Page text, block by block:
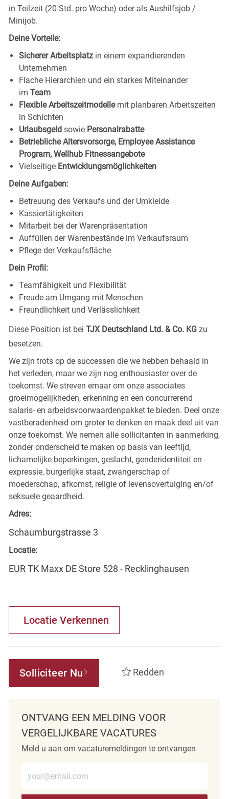
in Teilzeit (20 Std. pro Woche) oder als Aushilfsjob /
Minijob.
Deine Vorteile:
Sicherer Arbeitsplatz in einem expandierenden
Unternehmen
Flache Hierarchien und ein starkes Miteinander
im Team
Flexible Arbeitszeitmodelle mit planbaren Arbeitszeiten
in Schichten
Urlaubsgeld sowie Personalrabatte
Betriebliche Altersvorsorge, Employee Assistance
Program, Wellhub Fitnessangebote
Vielseitige Entwicklungsmöglichkeiten
Deine Aufgaben:
Betreuung des Verkaufs und der Umkleide
Kassiertätigkeiten
Mitarbeit bei der Warenpräsentation
Auffüllen der Warenbestände im Verkaufsraum
Pflege der Verkaufsfläche
Dein Profil:
Teamfähigkeit und Flexibilität
Freude am Umgang mit Menschen
Freundlichkeit und Verlässlichkeit
Diese Position ist bei TJX Deutschland Ltd. & Co. KG zu
besetzen.
We zijn trots op de successen die we hebben behaald in
het verleden, maar we zijn nog enthousiaster over de
toekomst. We streven ernaar om onze associates
groeimogelijkheden, erkenning en een concurrerend
salaris- en arbeidsvoorwaardenpakket te bieden. Deel onze
vastberadenheid om groter te denken en maak deel uit van
onze toekomst. We nemen alle sollicitanten in aanmerking,
zonder onderscheid te maken op basis van leeftijd,
lichamelijke beperkingen, geslacht, genderidentiteit en -
expressie, burgerlijke staat, zwangerschap of
moederschap, afkomst, religie of levensovertuiging en/of
seksuele geaardheid.
Adres:
Schaumburgstrasse 3
Locatie:
EUR TK Maxx DE Store 528 - Recklinghausen
Locatie Verkennen
Solliciteer Nu Redden
ONTVANG EEN MELDING VOOR
VERGELIJKBARE VACATURES
Meld u aan om vacaturemeldingen te ontvangen